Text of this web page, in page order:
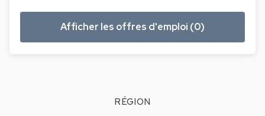
Afficher les offres d'emploi (0)
RÉGION